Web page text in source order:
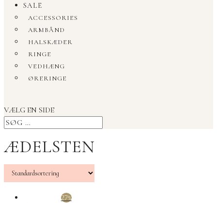
SALE
ACCESSORIES
ARMBÅND
HALSKÆDER
RINGE
VEDHÆNG
ØRERINGE
VÆLG EN SIDE
ÆDELSTEN
27%